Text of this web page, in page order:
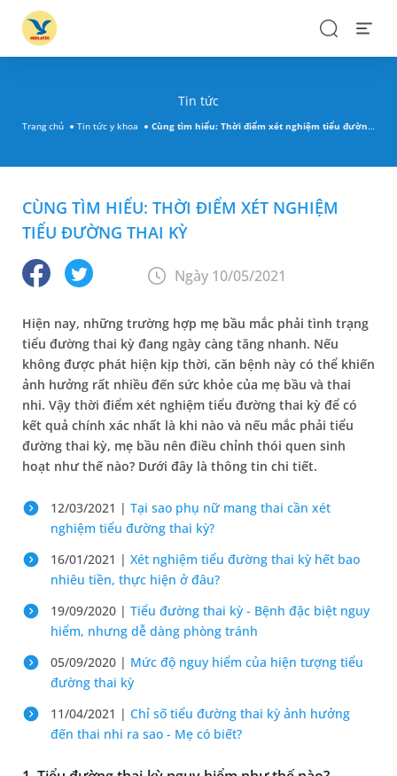
SearchOpen
Tin tức
Trang chủ Tin tức y khoa Cùng tìm hiểu: Thời điểm xét nghiệm tiểu đường thai kỳ
CÙNG TÌM HIỂU: THỜI ĐIỂM XÉT NGHIỆM
TIỂU ĐƯỜNG THAI KỲ
Ngày 10/05/2021
Hiện nay, những trường hợp mẹ bầu mắc phải tình trạng
tiểu đường thai kỳ đang ngày càng tăng nhanh. Nếu
không được phát hiện kịp thời, căn bệnh này có thể khiến
ảnh hưởng rất nhiều đến sức khỏe của mẹ bầu và thai
nhi. Vậy thời điểm xét nghiệm tiểu đường thai kỳ để có
kết quả chính xác nhất là khi nào và nếu mắc phải tiểu
đường thai kỳ, mẹ bầu nên điều chỉnh thói quen sinh
hoạt như thế nào? Dưới đây là thông tin chi tiết.
12/03/2021 | Tại sao phụ nữ mang thai cần xét
nghiệm tiểu đường thai kỳ?
16/01/2021 | Xét nghiệm tiểu đường thai kỳ hết bao
nhiêu tiền, thực hiện ở đâu?
19/09/2020 | Tiểu đường thai kỳ - Bệnh đặc biệt nguy
hiểm, nhưng dễ dàng phòng tránh
05/09/2020 | Mức độ nguy hiểm của hiện tượng tiểu
đường thai kỳ
11/04/2021 | Chỉ số tiểu đường thai kỳ ảnh hưởng
đến thai nhi ra sao - Mẹ có biết?